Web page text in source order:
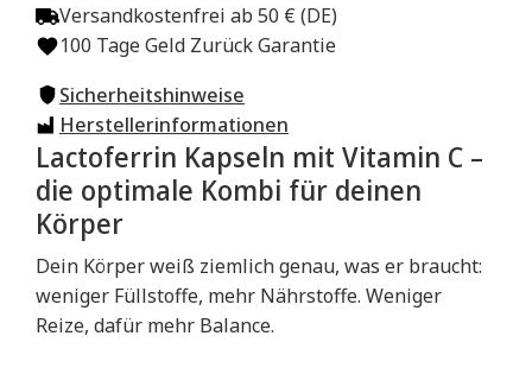
Lactoferrin Kapseln mit Vitamin C –
die optimale Kombi für deinen
Körper
Dein Körper weiß ziemlich genau, was er braucht:
weniger Füllstoffe, mehr Nährstoffe. Weniger
Reize, dafür mehr Balance.
Versandkostenfrei ab 50 € (DE)
100 Tage Geld Zurück Garantie
Sicherheitshinweise
Herstellerinformationen